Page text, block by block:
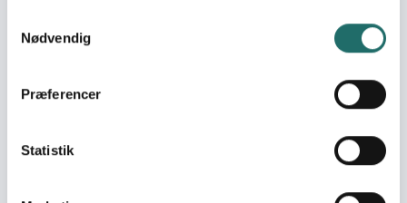
Nødvendig
Præferencer
Statistik
Projektets formål er at gøre udsatte unge i Honduras i
aktive samfundsborgere, der fremmer en anti-volds-
kultur. Den primære målgruppe er 150 unge ledere, som
gennemgår træning i, hvordan man fremmer en ikke-
volds kultur blandt unge og børn, samt hvordan man
til at fremme fredsbudskaber. De unge ledere træner